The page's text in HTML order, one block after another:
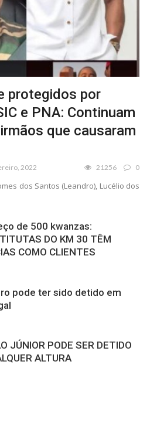
protegidos por
e PNA: Continuam
que causaram
2022 21256 0
dos Santos (Leandro), Lucélio dos
de 500 kwanzas:
DO KM 30 TÊM
COMO CLIENTES
pode ter sido detido em
JÚNIOR PODE SER DETIDO
ALTURA